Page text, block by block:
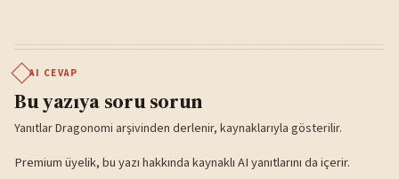
AI CEVAP
Bu yazıya soru sorun
Yanıtlar Dragonomi arşivinden derlenir, kaynaklarıyla gösterilir.
Premium üyelik, bu yazı hakkında kaynaklı AI yanıtlarını da içerir.